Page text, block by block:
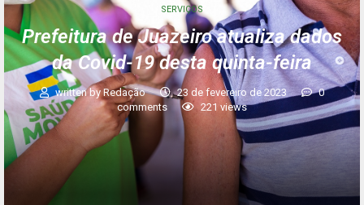
SERVIÇOS
Prefeitura de Juazeiro atualiza dados
da Covid-19 desta quinta-feira
written byRedação 23 de fevereiro de 2023
0
comments
221 views